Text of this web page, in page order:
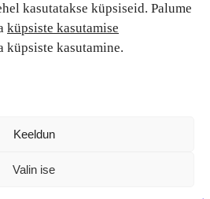
kasutatakse küpsiseid. Palume
küpsiste kasutamise
küpsiste kasutamine.
Keeldun
Valin ise
õigused